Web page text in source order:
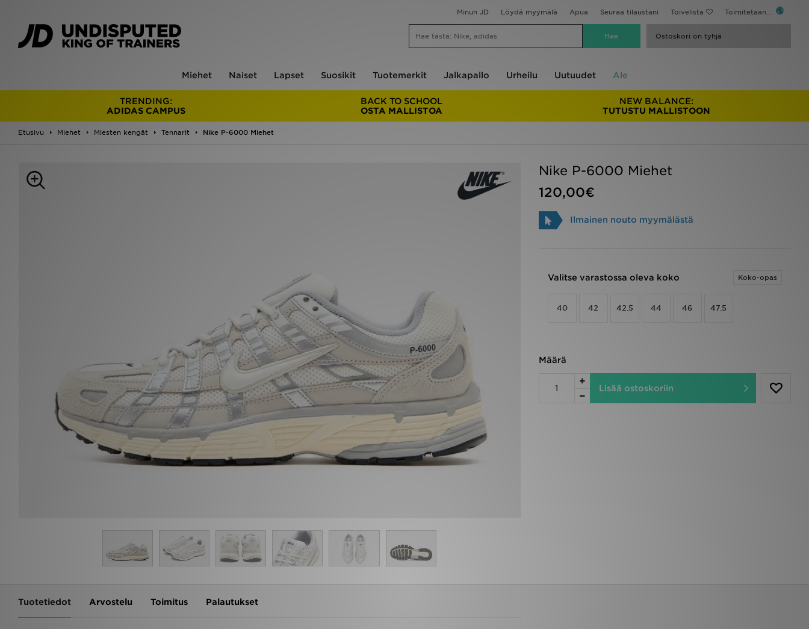
Minun JD Löydä myymälä Apua Seuraa tilaustani Toivelista Toimitetaan...
Ostoskori on tyhjä
Miehet Naiset Lapset Suosikit Tuotemerkit Jalkapallo Urheilu Uutuudet Ale
TRENDING:
ADIDAS CAMPUS
BACK TO SCHOOL
OSTA MALLISTOA
NEW BALANCE:
TUTUSTU MALLISTOON
Etusivu Miehet Miesten kengät Tennarit Nike P-6000 Miehet
Nike P-6000 Miehet
120,00€
Ilmainen nouto myymälästä
Valitse varastossa oleva koko Koko-opas
40 42 42.5 44 46 47.5
Määrä
Lisää ostoskoriin
Tuotetiedot Arvostelu Toimitus Palautukset